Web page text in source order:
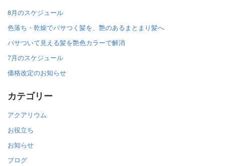
8月のスケジュール
色落ち・乾燥でパサつく髪を、艶のあるまとまり髪へ
パサついて見える髪を艶色カラーで解消
7月のスケジュール
価格改定のお知らせ
カテゴリー
アクアリウム
お役立ち
お知らせ
ブログ